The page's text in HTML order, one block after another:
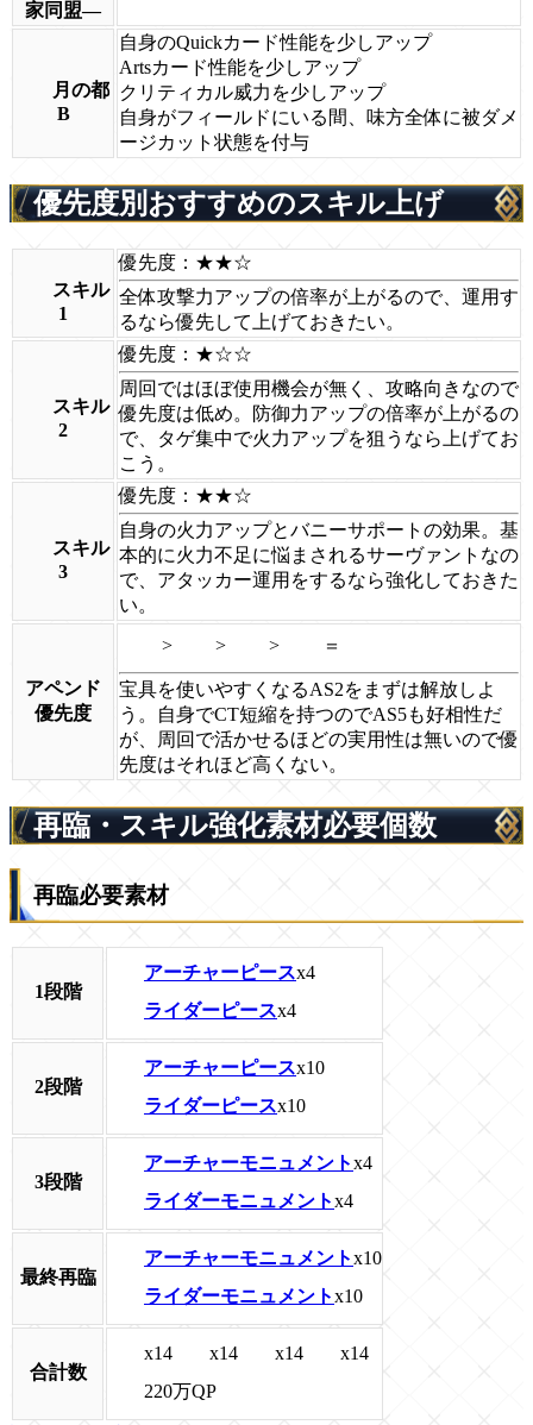
家同盟―
月の都
B
自身のQuickカード性能を少しアップ
Artsカード性能を少しアップ
クリティカル威力を少しアップ
自身がフィールドにいる間、味方全体に被ダメ
ージカット状態を付与
優先度別おすすめのスキル上げ
スキル
1
優先度：★★☆
全体攻撃力アップの倍率が上がるので、運用す
るなら優先して上げておきたい。
スキル
2
優先度：★☆☆
周回ではほぼ使用機会が無く、攻略向きなので
優先度は低め。防御力アップの倍率が上がるの
で、タゲ集中で火力アップを狙うなら上げてお
こう。
スキル
3
優先度：★★☆
自身の火力アップとバニーサポートの効果。基
本的に火力不足に悩まされるサーヴァントなの
で、アタッカー運用をするなら強化しておきた
い。
アペンド
優先度
> > > ＝
宝具を使いやすくなるAS2をまずは解放しよ
う。自身でCT短縮を持つのでAS5も好相性だ
が、周回で活かせるほどの実用性は無いので優
先度はそれほど高くない。
再臨・スキル強化素材必要個数
再臨必要素材
1段階
アーチャーピースx4
ライダーピースx4
2段階
アーチャーピースx10
ライダーピースx10
3段階
アーチャーモニュメントx4
ライダーモニュメントx4
最終再臨
アーチャーモニュメントx10
ライダーモニュメントx10
合計数
x14 x14 x14
x14
220万QP